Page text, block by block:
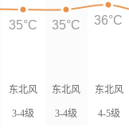
东北风
3-4级
东北风
3-4级
东北风
4-5级
35°C 35°C 36°C